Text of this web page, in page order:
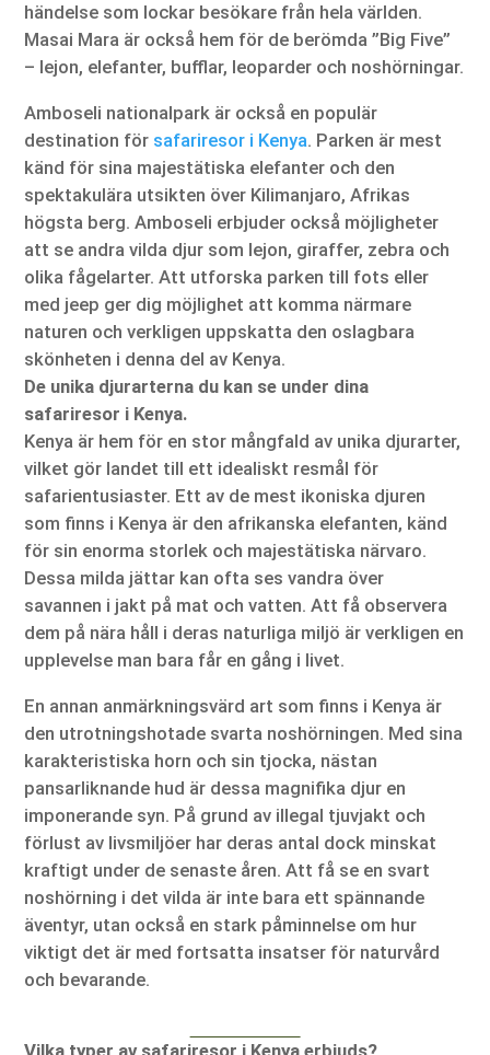
händelse som lockar besökare från hela världen.
Masai Mara är också hem för de berömda ”Big Five”
– lejon, elefanter, bufflar, leoparder och noshörningar.
Amboseli nationalpark är också en populär
destination för safariresor i Kenya. Parken är mest
känd för sina majestätiska elefanter och den
spektakulära utsikten över Kilimanjaro, Afrikas
högsta berg. Amboseli erbjuder också möjligheter
att se andra vilda djur som lejon, giraffer, zebra och
olika fågelarter. Att utforska parken till fots eller
med jeep ger dig möjlighet att komma närmare
naturen och verkligen uppskatta den oslagbara
skönheten i denna del av Kenya.
De unika djurarterna du kan se under dina
safariresor i Kenya.
Kenya är hem för en stor mångfald av unika djurarter,
vilket gör landet till ett idealiskt resmål för
safarientusiaster. Ett av de mest ikoniska djuren
som finns i Kenya är den afrikanska elefanten, känd
för sin enorma storlek och majestätiska närvaro.
Dessa milda jättar kan ofta ses vandra över
savannen i jakt på mat och vatten. Att få observera
dem på nära håll i deras naturliga miljö är verkligen en
upplevelse man bara får en gång i livet.
En annan anmärkningsvärd art som finns i Kenya är
den utrotningshotade svarta noshörningen. Med sina
karakteristiska horn och sin tjocka, nästan
pansarliknande hud är dessa magnifika djur en
imponerande syn. På grund av illegal tjuvjakt och
förlust av livsmiljöer har deras antal dock minskat
kraftigt under de senaste åren. Att få se en svart
noshörning i det vilda är inte bara ett spännande
äventyr, utan också en stark påminnelse om hur
viktigt det är med fortsatta insatser för naturvård
och bevarande.
Vilka typer av safariresor i Kenya erbjuds?